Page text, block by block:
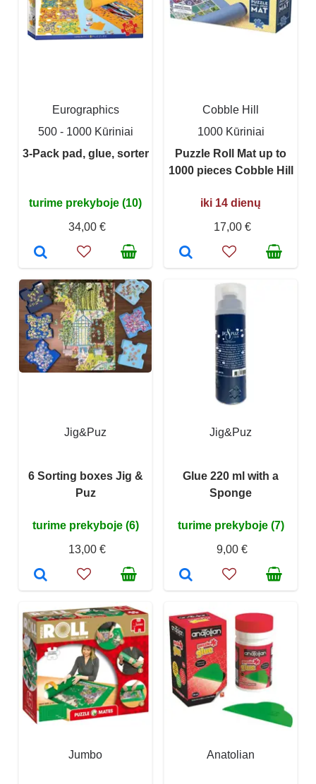
Eurographics
500 - 1000 Kūriniai
3-Pack pad, glue, sorter
turime prekyboje (10)
34,00 €
Cobble Hill
1000 Kūriniai
Puzzle Roll Mat up to
1000 pieces Cobble Hill
iki 14 dienų
17,00 €
Jig&Puz
6 Sorting boxes Jig &
Puz
turime prekyboje (6)
13,00 €
Jig&Puz
Glue 220 ml with a
Sponge
turime prekyboje (7)
9,00 €
Jumbo Anatolian